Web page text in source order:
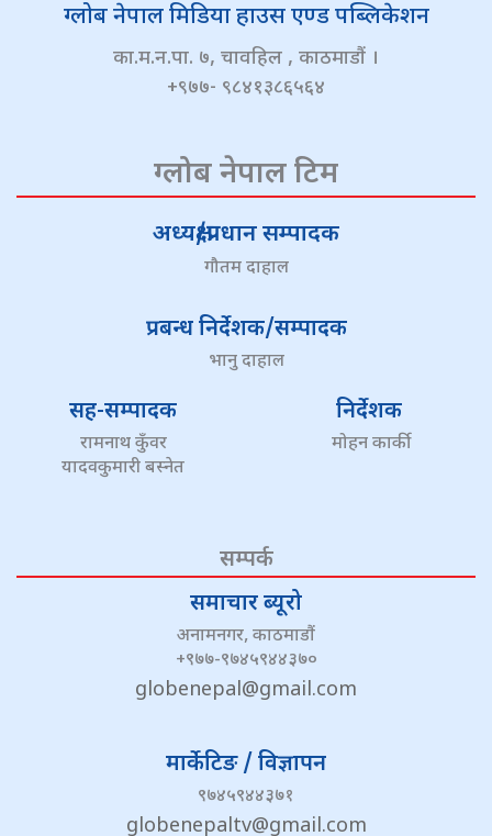
ग्लोब नेपाल मिडिया हाउस एण्ड पब्लिकेशन
का.म.न.पा. ७, चावहिल , काठमाडौं ।
+९७७- ९८४१३८६५६४
ग्लोब नेपाल टिम
अध्यक्ष/प्रधान सम्पादक
गौतम दाहाल
प्रबन्ध निर्देशक/सम्पादक
भानु दाहाल
सह-सम्पादक
रामनाथ कुँवर
यादवकुमारी बस्नेत
निर्देशक
मोहन कार्की
सम्पर्क
समाचार ब्यूरो
अनामनगर, काठमाडौं
+९७७-९७४५९४४३७०
globenepal@gmail.com
मार्केटिङ / विज्ञापन
९७४५९४४३७१
globenepaltv@gmail.com